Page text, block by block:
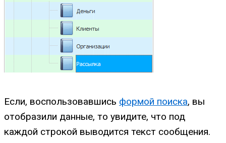
Если, воспользовавшись формой поиска, вы
отобразили данные, то увидите, что под
каждой строкой выводится текст сообщения.